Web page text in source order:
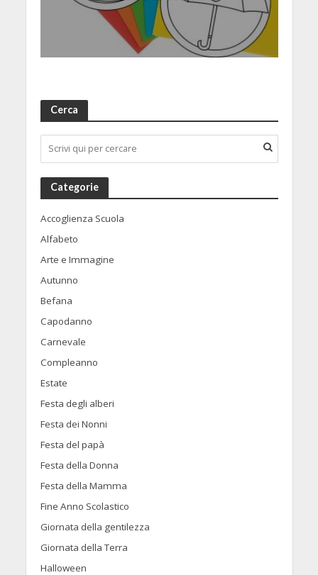
Cerca
Categorie
Accoglienza Scuola
Alfabeto
Arte e Immagine
Autunno
Befana
Capodanno
Carnevale
Compleanno
Estate
Festa degli alberi
Festa dei Nonni
Festa del papà
Festa della Donna
Festa della Mamma
Fine Anno Scolastico
Giornata della gentilezza
Giornata della Terra
Halloween